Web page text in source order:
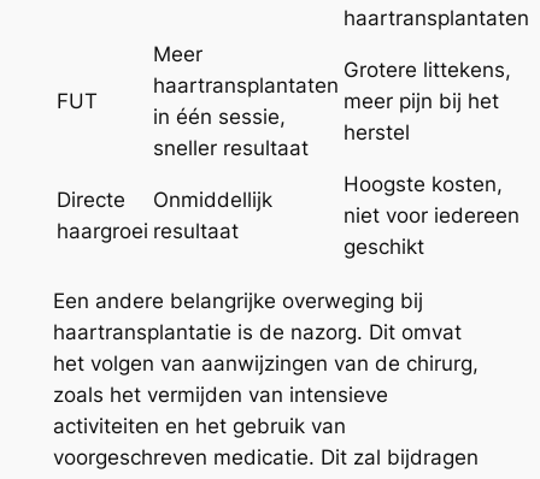
haartransplantaten
FUT
Meer
haartransplantaten
in één sessie,
sneller resultaat
Grotere littekens,
meer pijn bij het
herstel
Directe
haargroei
Onmiddellijk
resultaat
Hoogste kosten,
niet voor iedereen
geschikt
Een andere belangrijke overweging bij
haartransplantatie is de nazorg. Dit omvat
het volgen van aanwijzingen van de chirurg,
zoals het vermijden van intensieve
activiteiten en het gebruik van
voorgeschreven medicatie. Dit zal bijdragen